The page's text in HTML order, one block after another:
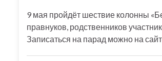
9 мая пройдёт шествие колонны
правнуков, родственников
Записаться на парад можно на